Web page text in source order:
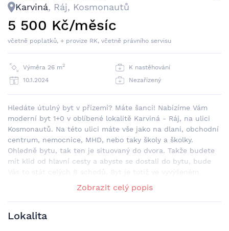
Karviná, Ráj, Kosmonautů
5 500 Kč/měsíc
včetně poplatků, + provize RK, včetně právního servisu
Výměra 26 m2
K nastěhování
10.1.2024
Nezařízený
Hledáte útulný byt v přízemí? Máte šanci! Nabízíme Vám
moderní byt 1+0 v oblíbené lokalitě Karviná - Ráj, na ulici
Kosmonautů. Na této ulici máte vše jako na dlani, obchodní
centrum, nemocnice, MHD, nebo taky školy a školky.
Ohledně bytu, tak ten je situovaný do dvora. Takže budete
mít klid od hlavní cesty a abyste se dostali do bytu, bude
Vás to stát celých 8 schodů. Byt je totiž ve vyvýšeném
přízemí. Máme zde oddělený sprchový kout a wc. Vybavit si
jej můžete podle sebe. A kuchyň máte skromnou pěkně v
koutě bytu, kde Vám nebude nic zavázet. Každopádně
pokud by Vám v bytě něco zavazelo, můžete si to odnést do
Zobrazit celý popis
Lokalita